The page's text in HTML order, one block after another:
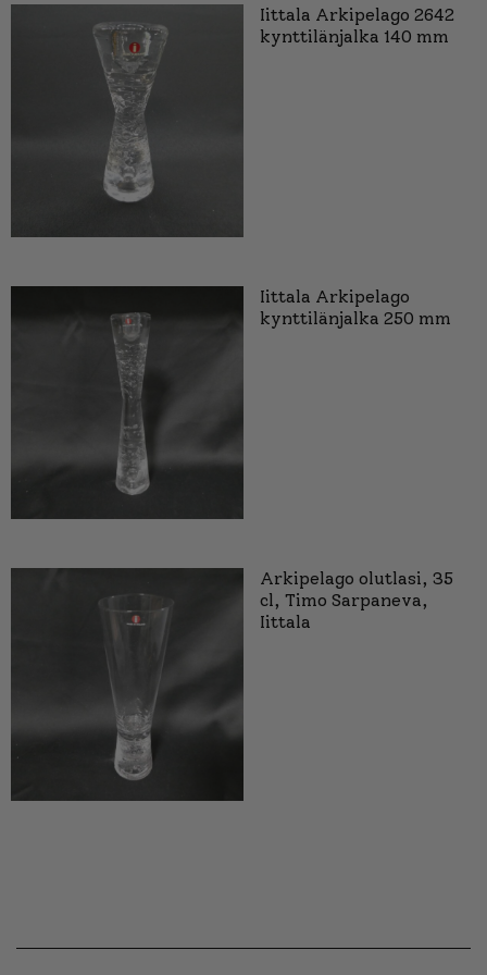
Iittala Arkipelago 2642
kynttilänjalka 140 mm
Iittala Arkipelago
kynttilänjalka 250 mm
Arkipelago olutlasi, 35
cl, Timo Sarpaneva,
Iittala